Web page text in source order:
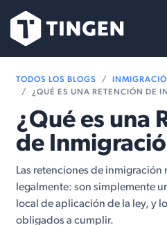
TODOS LOS BLOGS
¿QUÉ ES UNA RETENCIÓN DE
¿Qué es una
de
Las retenciones de inmigración
legalmente: son simplemente
local de aplicación de la ley, y
obligados a cumplir.